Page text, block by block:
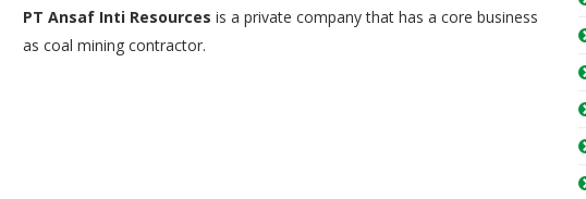
PT Ansaf Inti Resources is a private company that has a core business
as coal mining contractor.